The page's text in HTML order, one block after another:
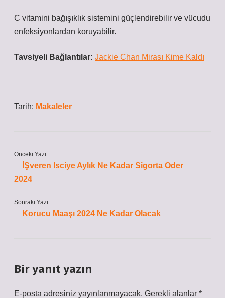
C vitamini bağışıklık sistemini güçlendirebilir ve vücudu
enfeksiyonlardan koruyabilir.
Tavsiyeli Bağlantılar: Jackie Chan Mirası Kime Kaldı
Tarih: Makaleler
Önceki Yazı
İŞveren Isciye Aylık Ne Kadar Sigorta Oder
2024
Sonraki Yazı
Korucu Maaşı 2024 Ne Kadar Olacak
Bir yanıt yazın
E-posta adresiniz yayınlanmayacak. Gerekli alanlar *